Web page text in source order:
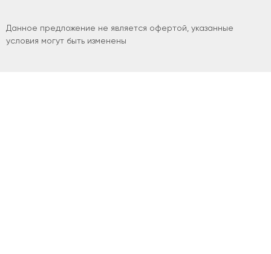
Данное предложение не является офертой, указанные
условия могут быть изменены